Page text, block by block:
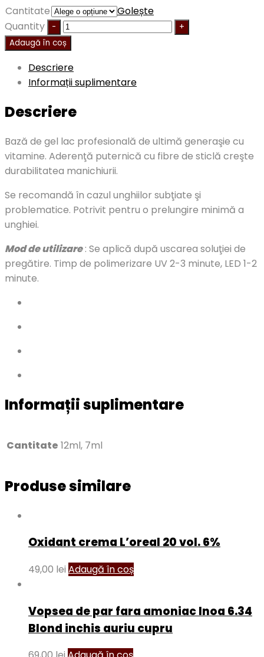
Cantitate
Golește
Quantity
Adaugă în coș
Descriere
Informații suplimentare
Descriere
Bază de gel lac profesională de ultimă generaşie cu
vitamine. Aderenţă puternică cu fibre de sticlă creşte
durabilitatea manichiurii.
Se recomandă în cazul unghiilor subţiate şi
problematice. Potrivit pentru o prelungire minimă a
unghiei.
Mod de utilizare : Se aplică după uscarea soluţiei de
pregătire. Timp de polimerizare UV 2-3 minute, LED 1-2
minute.
Informații suplimentare
Cantitate 12ml, 7ml
Produse similare
Oxidant crema L’oreal 20 vol. 6%
49,00 lei Adaugă în coș
Vopsea de par fara amoniac Inoa 6.34
Blond inchis auriu cupru